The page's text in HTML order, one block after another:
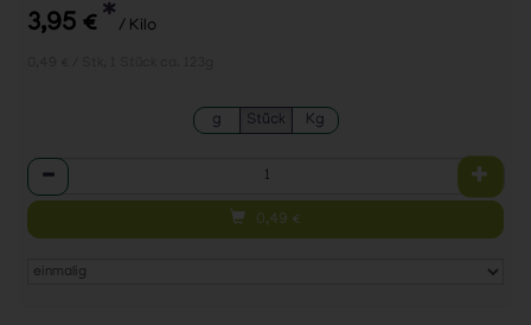
3,95 € * / Kilo
g Stück Kg
Anzahl
0,49 €